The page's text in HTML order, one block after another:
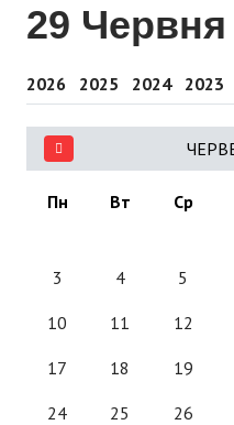
29 Червня
2026 2025 2024 2023
Пн Вт Ср
3 4 5
10 11 12
17 18 19
24 25 26